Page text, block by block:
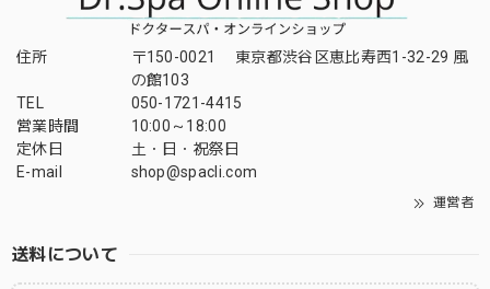
住所
〒150-0021 東京都渋谷区恵比寿西1-32-29 風
の館103
TEL
050-1721-4415
営業時間
10:00～18:00
定休日
土・日・祝祭日
E-mail
shop@spacli.com
運営者
送料について